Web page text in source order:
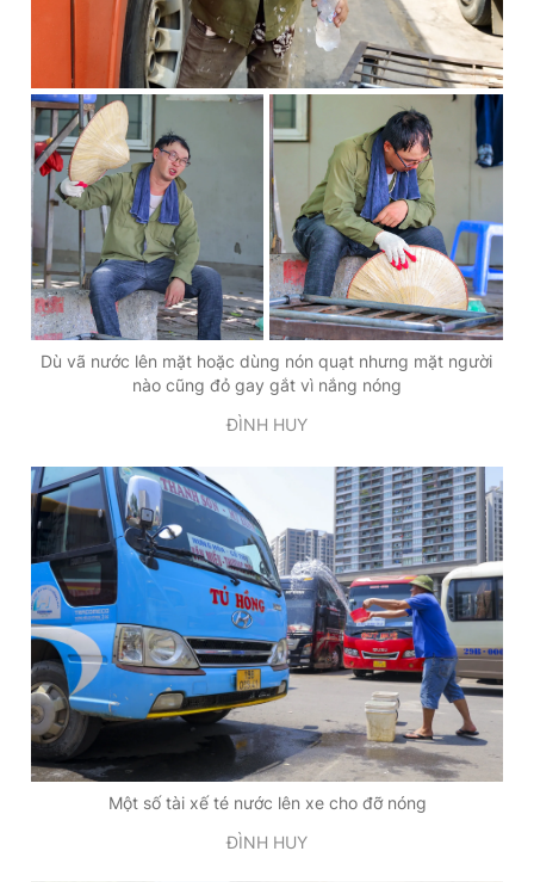
Dù vã nước lên mặt hoặc dùng nón quạt nhưng mặt người
nào cũng đỏ gay gắt vì nắng nóng
ĐÌNH HUY
Một số tài xế té nước lên xe cho đỡ nóng
ĐÌNH HUY